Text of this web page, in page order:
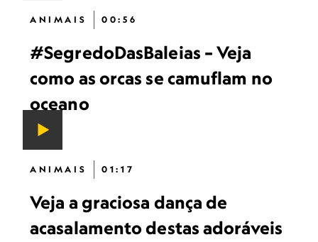
ANIMAIS 00:56
#SegredoDasBaleias – Veja
como as orcas se camuflam no
oceano
ANIMAIS 01:17
Veja a graciosa dança de
acasalamento destas adoráveis